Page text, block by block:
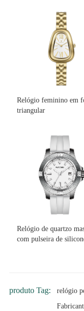
Relógio feminino em
triangular
Relógio de quartzo
com pulseira de
produto Tag:
relógio